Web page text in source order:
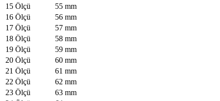
15 Ölçü
55 mm
16 Ölçü
56 mm
17 Ölçü
57 mm
18 Ölçü
58 mm
19 Ölçü
59 mm
20 Ölçü
60 mm
21 Ölçü
61 mm
22 Ölçü
62 mm
23 Ölçü
63 mm